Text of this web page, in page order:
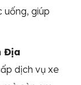
uống, giúp
Địa
dịch vụ xe